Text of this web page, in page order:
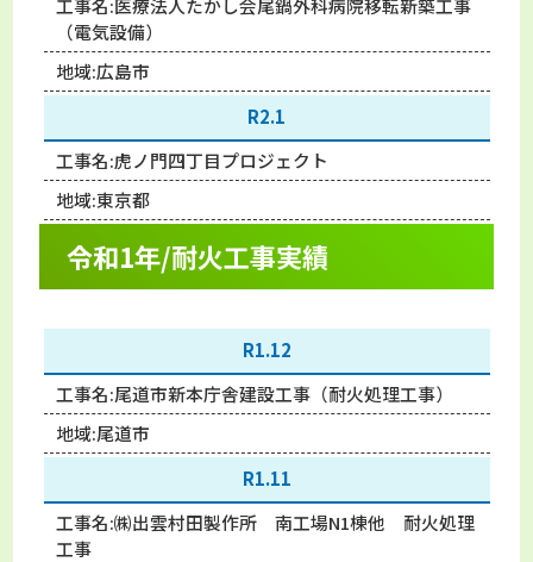
（電気設備）
地域:広島市
R2.1
工事名:虎ノ門四丁目プロジェクト
地域:東京都
令和1年/耐火工事実績
R1.12
工事名:尾道市新本庁舎建設工事（耐火処理工事）
地域:尾道市
R1.11
工事名:㈱出雲村田製作所 南工場N1棟他 耐火処理
工事